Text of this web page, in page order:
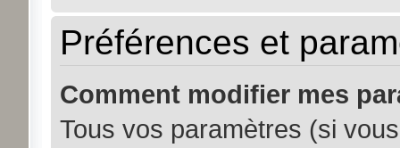
Préférences et
Comment modifier mes
Tous vos paramètres (si